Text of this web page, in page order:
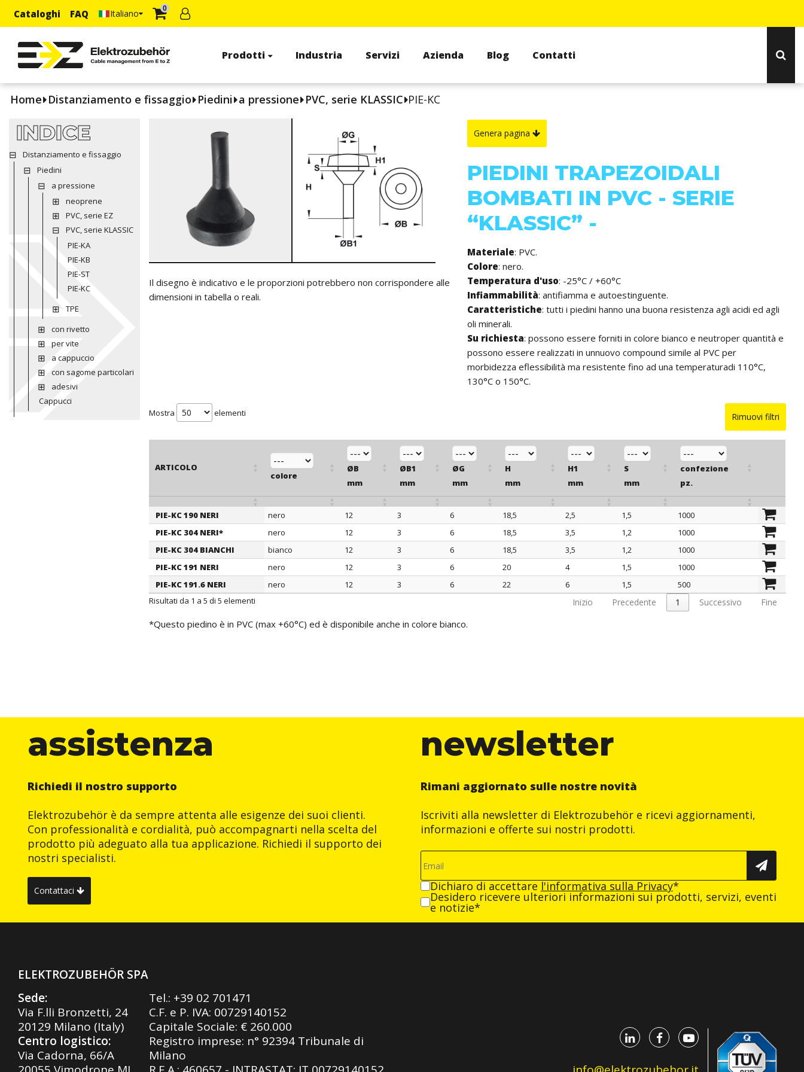
Cataloghi FAQ Italiano 0
Prodotti Industria Servizi Azienda Blog Contatti
Home Distanziamento e fissaggio Piedini a pressione PVC, serie KLASSIC PIE-KC
INDICE
Distanziamento e fissaggio
Piedini
a pressione
neoprene
PVC, serie EZ
PVC, serie KLASSIC
PIE-KA
PIE-KB
PIE-ST
PIE-KC
TPE
con rivetto
per vite
a cappuccio
con sagome particolari
adesivi
Cappucci
Il disegno è indicativo e le proporzioni potrebbero non corrispondere alle
dimensioni in tabella o reali.
Genera pagina
PIEDINI TRAPEZOIDALI
BOMBATI IN PVC - SERIE
“KLASSIC” -
Materiale: PVC.
Colore: nero.
Temperatura d'uso: -25°C / +60°C
Infiammabilità: antifiamma e autoestinguente.
Caratteristiche:tutti i piedini hanno una buona resistenza agli acidi ed agli
oli minerali.
Su richiesta:possono essere forniti in colore bianco e neutroper quantità e
possono essere realizzati in unnuovo compound simile al PVC per
morbidezza eflessibilità ma resistente fino ad una temperaturadi 110°C,
130°C o 150°C.
Rimuovi filtri
Mostra elementi
ARTICOLO
colore
ØB
mm
ØB1
mm
ØG
mm
H
mm
H1
mm
S
mm
confezione
pz.
ARTICOLO
colore
ØB
mm
ØB1
mm
ØG
mm
H
mm
H1
mm
S
mm
confezione
pz.
PIE-KC 190 NERI nero 12 3 6 18,5 2,5 1,5
1000
PIE-KC 304 NERI*
nero 12 3 6 18,5 3,5 1,2
1000
PIE-KC 304 BIANCHI
bianco 12 3 6 18,5 3,5 1,2
1000
PIE-KC 191 NERI
nero 12 3 6 20 4 1,5
1000
PIE-KC 191.6 NERI
nero 12 3 6 22 6 1,5
500
Risultati da 1 a 5 di 5 elementi
Inizio Precedente 1 Successivo Fine
*Questo piedino è in PVC (max +60°C) ed è disponibile anche in colore bianco.
assistenza
Richiedi il nostro supporto
Elektrozubehör è da sempre attenta alle esigenze dei suoi clienti.
Con professionalità e cordialità, può accompagnarti nella scelta del
prodotto più adeguato alla tua applicazione. Richiedi il supporto dei
nostri specialisti.
Contattaci
newsletter
Rimani aggiornato sulle nostre novità
Iscriviti alla newsletter di Elektrozubehör e ricevi aggiornamenti,
informazioni e offerte sui nostri prodotti.
Dichiaro di accettare l'informativa sulla Privacy*
Desidero ricevere ulteriori informazioni sui prodotti, servizi, eventi
e notizie*
ELEKTROZUBEHÖR SPA
Sede:
Via F.lli Bronzetti, 24
20129 Milano (Italy)
Centro logistico:
Via Cadorna, 66/A
Tel.: +39 02 701471
C.F. e P. IVA: 00729140152
Capitale Sociale: € 260.000
Registro imprese: n° 92394 Tribunale di
Milano